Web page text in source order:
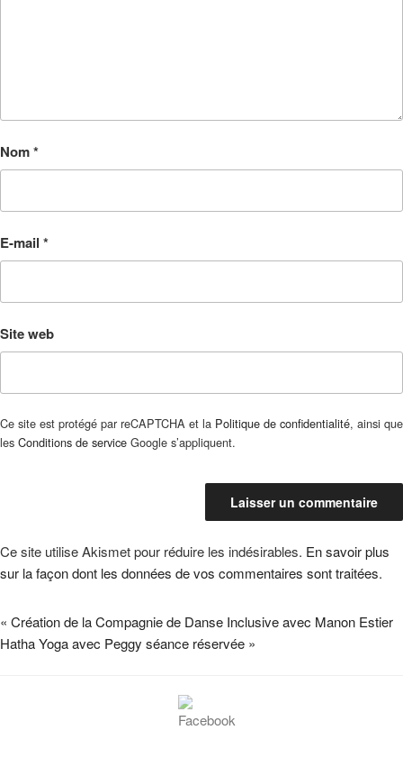
Nom*
E-mail *
Site web
Ce site est protégé par reCAPTCHA et la Politique de confidentialité, ainsi que
les Conditions de service Google s’appliquent.
Ce site utilise Akismet pour réduire les indésirables. En savoir plus
sur la façon dont les données de vos commentaires sont traitées.
« Création de la Compagnie de Danse Inclusive avec Manon Estier
Hatha Yoga avec Peggy séance réservée »